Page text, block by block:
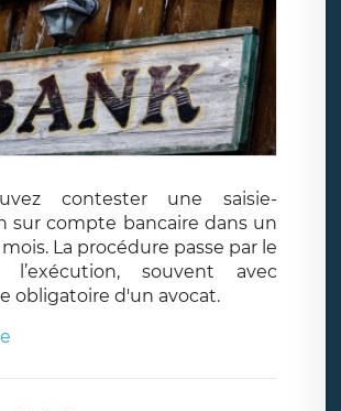
contester une saisie-
sur compte bancaire dans un
La procédure passe par le
souvent avec
obligatoire d'un avocat.